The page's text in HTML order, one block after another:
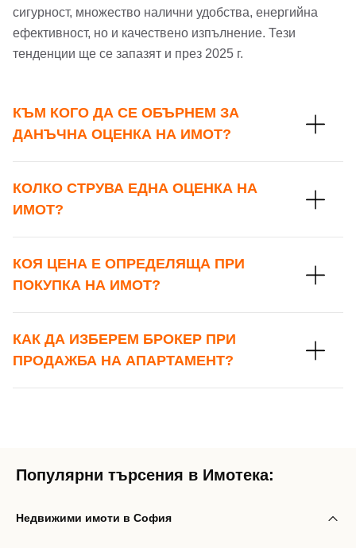
Парола
Забравена парола?
Вход
Вход като гост
или използвай профил
Вход с Facebook
сигурност, множество налични удобства, енергийна
ефективност, но и качествено изпълнение. Тези
тенденции ще се запазят и през 2025 г.
КЪМ КОГО ДА СЕ ОБЪРНЕМ ЗА
ДАНЪЧНА ОЦЕНКА НА ИМОТ?
КОЛКО СТРУВА ЕДНА ОЦЕНКА НА
ИМОТ?
КОЯ ЦЕНА Е ОПРЕДЕЛЯЩА ПРИ
ПОКУПКА НА ИМОТ?
КАК ДА ИЗБЕРЕМ БРОКЕР ПРИ
ПРОДАЖБА НА АПАРТАМЕНТ?
▼
се обадим възможно най-бързо.
Популярни търсения в Имотека:
Недвижими имоти в София